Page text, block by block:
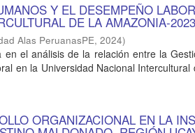
Y EL DESEMPEÑO
DE LA AMAZONIA-2023
Alas PeruanasPE,2024)
el análisis de la relación entre la
en la Universidad Nacional Intercultural
ORGANIZACIONAL EN LA